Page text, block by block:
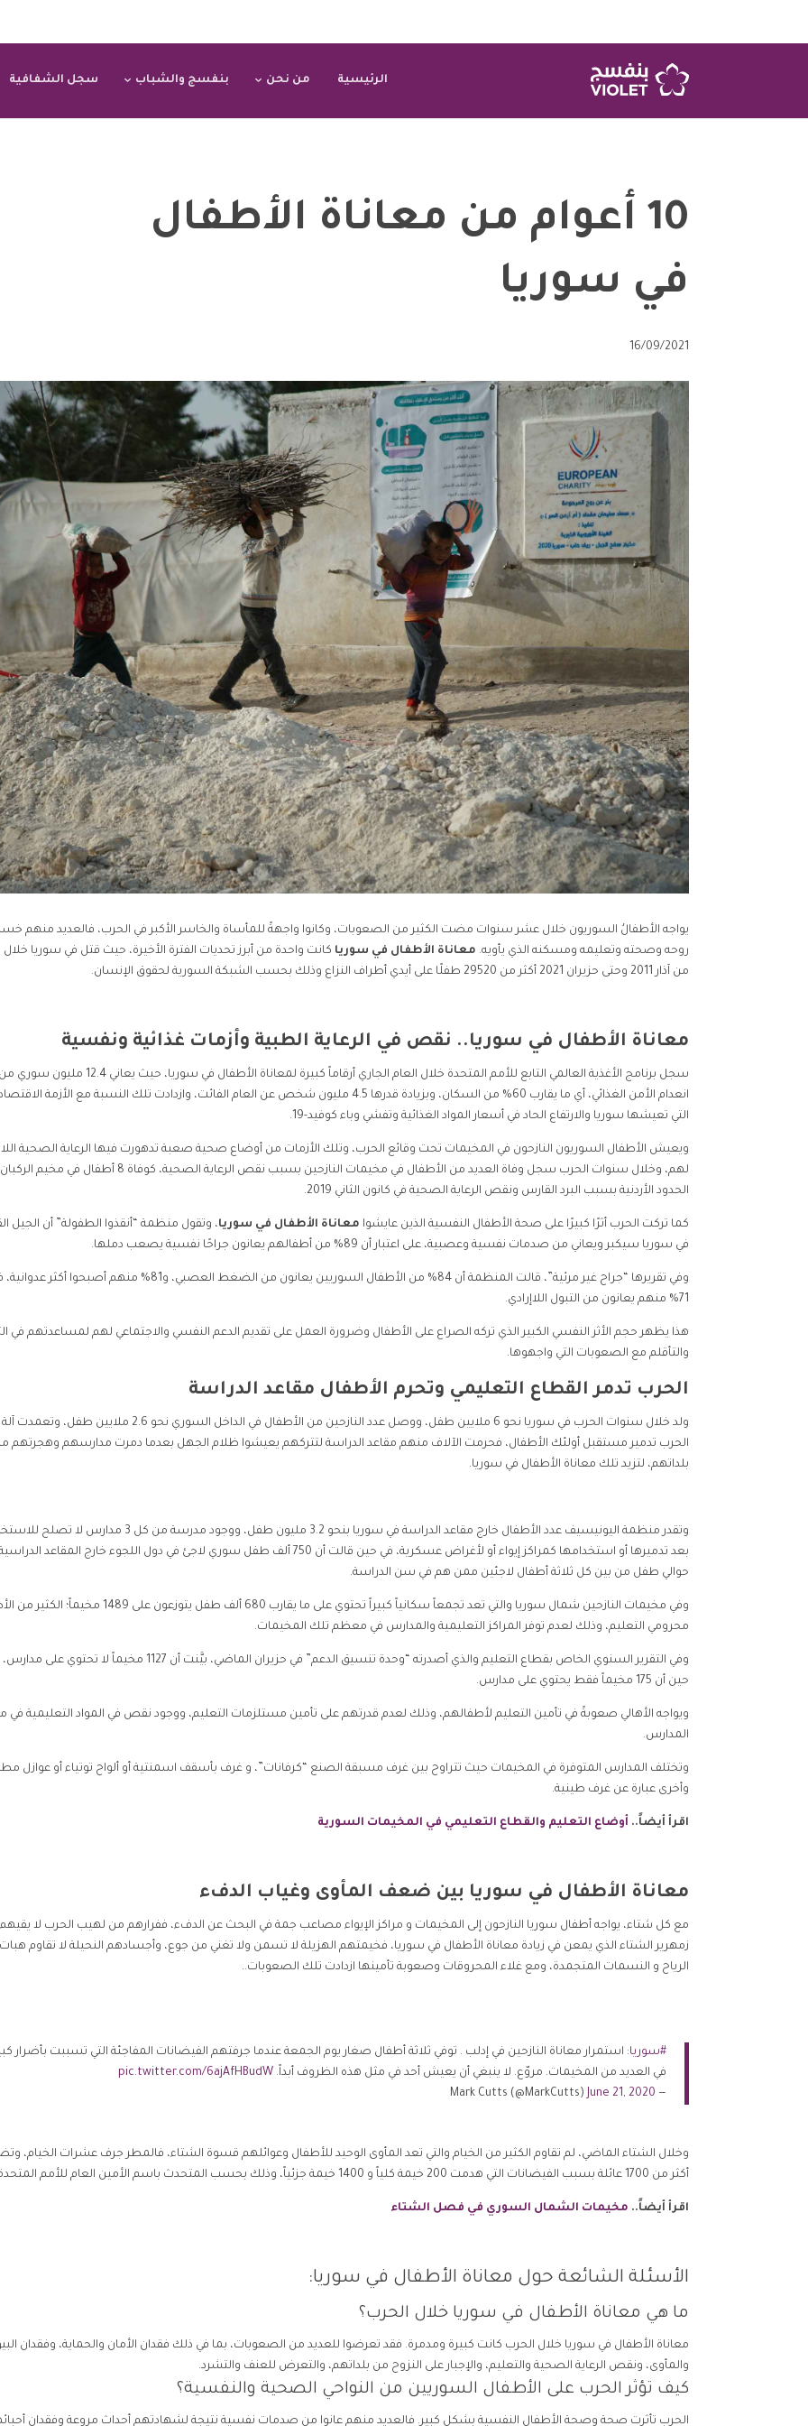
الرئيسية من نحن بنفسج والشباب سجل الشفافية
10 أعوام من معاناة الأطفال
في سوريا
16/09/2021
يواجه الأطفالُ السوريون خلال عشر سنوات مضت الكثير من الصعوبات، وكانوا واجهةً للمأساة والخاسر الأكبر في الحرب، فالعديد منهم
روحه وصحته وتعليمه ومسكنه الذي يأويه. معاناة الأطفال في سوريا كانت واحدة من أبرز تحديات الفترة الأخيرة، حيث قتل في سوريا خلال
من آذار 2011 وحتى حزيران 2021 أكثر من 29520 طفلًا على أيدي أطراف النزاع وذلك بحسب الشبكة السورية لحقوق الإنسان.
معاناة الأطفال في سوريا.. نقص في الرعاية الطبية وأزمات غذائية ونفسية
سجل برنامج الأغذية العالمي التابع للأمم المتحدة خلال العام الجاري أرقاماً كبيرة لمعاناة الأطفال في سوريا، حيث يعاني 12.4 مليون سوري من
انعدام الأمن الغذائي، أي ما يقارب 60% من السكان، وبزيادة قدرها 4.5 مليون شخص عن العام الفائت، وازدادت تلك النسبة مع الأزمة
التي تعيشها سوريا والارتفاع الحاد في أسعار المواد الغذائية وتفشي وباء كوفيد-19.
ويعيش الأطفال السوريون النازحون في المخيمات تحت وقائع الحرب، وتلك الأزمات من أوضاع صحية صعبة تدهورت فيها الرعاية الصحية
لهم، وخلال سنوات الحرب سجل وفاة العديد من الأطفال في مخيمات النازحين بسبب نقص الرعاية الصحية، كوفاة 8
الحدود الأردنية بسبب البرد القارس ونقص الرعاية الصحية في كانون الثاني 2019.
كما تركت الحرب أثرًا كبيرًا على صحة الأطفال النفسية الذين عايشوا معاناة الأطفال في سوريا، وتقول منظمة “أنقذوا الطفولة” أن الجيل
في سوريا سيكبر ويعاني من صدمات نفسية وعصبية، على اعتبار أن 89% من أطفالهم يعانون جراحًا نفسية يصعب دملها.
وفي تقريرها “جراح غير مرئية”، قالت المنظمة أن 84% من الأطفال السوريين يعانون من الضغط العصبي، و81% منهم أصبحوا
71% منهم يعانون من التبول اللاإرادي.
هذا يظهر حجم الأثر النفسي الكبير الذي تركه الصراع على الأطفال وضرورة العمل على تقديم الدعم النفسي والاجتماعي لهم لمساعدتهم في
والتأقلم مع الصعوبات التي واجهوها.
الحرب تدمر القطاع التعليمي وتحرم الأطفال مقاعد الدراسة
ولد خلال سنوات الحرب في سوريا نحو 6 ملايين طفل، ووصل عدد النازحين من الأطفال في الداخل السوري نحو 2.6 ملايين طفل، وتعمدت آلة
الحرب تدمير مستقبل أولئك الأطفال، فحرمت الآلاف منهم مقاعد الدراسة لتتركهم يعيشوا ظلام الجهل بعدما دمرت مدارسهم وهجرتهم
بلداتهم، لتزيد تلك معاناة الأطفال في سوريا.
وتقدر منظمة اليونيسيف عدد الأطفال خارج مقاعد الدراسة في سوريا بنحو 3.2 مليون طفل، ووجود مدرسة من كل 3 مدارس
بعد تدميرها أو استخدامها كمراكز إيواء أو لأغراض عسكرية، في حين قالت أن 750 ألف طفل سوري لاجئ في دول اللجوء خارج المقاعد
حوالي طفل من بين كل ثلاثة أطفال لاجئين ممن هم في سن الدراسة.
وفي مخيمات النازحين شمال سوريا والتي تعد تجمعاً سكانياً كبيراً تحتوي على ما يقارب 680 ألف طفل يتوزعون على
محرومي التعليم، وذلك لعدم توفر المراكز التعليمية والمدارس في معظم تلك المخيمات.
وفي التقرير السنوي الخاص بقطاع التعليم والذي أصدرته “وحدة تنسيق الدعم” في حزيران الماضي، بيَّنت أن 1127 مخيماً لا تحتوي
حين أن 175 مخيماً فقط يحتوي على مدارس.
ويواجه الأهالي صعوبةً في تأمين التعليم لأطفالهم، وذلك لعدم قدرتهم على تأمين مستلزمات التعليم، ووجود نقص في المواد التعليمية
المدارس.
وتختلف المدارس المتوفرة في المخيمات حيث تتراوح بين غرف مسبقة الصنع “كرفانات”، و غرف بأسقف اسمنتية أو ألواح توتياء أو عوازل
وأخرى عبارة عن غرف طينية.
اقرأ أيضاً.. أوضاع التعليم والقطاع التعليمي في المخيمات السورية
معاناة الأطفال في سوريا بين ضعف المأوى وغياب الدفء
مع كل شتاء، يواجه أطفال سوريا النازحون إلى المخيمات و مراكز الإيواء مصاعب جمة في البحث عن الدفء، ففرارهم من لهيب الحرب لا يقيهم
زمهرير الشتاء الذي يمعن في زيادة معاناة الأطفال في سوريا، فخيمتهم الهزيلة لا تسمن ولا تغني من جوع، وأجسادهم النحيلة لا تقاوم هبات
الرياح و النسمات المتجمدة، ومع غلاء المحروقات وصعوبة تأمينها ازدادت تلك الصعوبات..
#سوريا: استمرار معاناة النازحين في إدلب . توفي ثلاثة أطفال صغار يوم الجمعة عندما جرفتهم الفيضانات المفاجئة التي تسببت بأضرار
في العديد من المخيمات. مروّع. لا ينبغي أن يعيش أحد في مثل هذه الظروف أبداً. pic.twitter.com/6ajAfHBudW
— Mark Cutts (@MarkCutts)
June 21, 2020
وخلال الشتاء الماضي، لم تقاوم الكثير من الخيام والتي تعد المأوى الوحيد للأطفال وعوائلهم قسوة الشتاء، فالمطر جرف عشرات الخيام،
أكثر من 1700 عائلة بسبب الفيضانات التي هدمت 200 خيمة كلياً و 1400 خيمة جزئياً، وذلك بحسب المتحدث باسم الأمين العام للأمم المتحدة.
اقرأ أيضاً.. مخيمات الشمال السوري في فصل الشتاء
الأسئلة الشائعة حول معاناة الأطفال في سوريا:
ما هي معاناة الأطفال في سوريا خلال الحرب؟
معاناة الأطفال في سوريا خلال الحرب كانت كبيرة ومدمرة. فقد تعرضوا للعديد من الصعوبات، بما في ذلك فقدان الأمان والحماية، وفقدان
والمأوى، ونقص الرعاية الصحية والتعليم، والإجبار على النزوح من بلداتهم، والتعرض للعنف والتشرد.
كيف تؤثر الحرب على الأطفال السوريين من النواحي الصحية والنفسية؟
الحرب تأثرت صحة وصحة الأطفال النفسية بشكل كبير. فالعديد منهم عانوا من صدمات نفسية نتيجة لشهادتهم أحداث مروعة وفقدان